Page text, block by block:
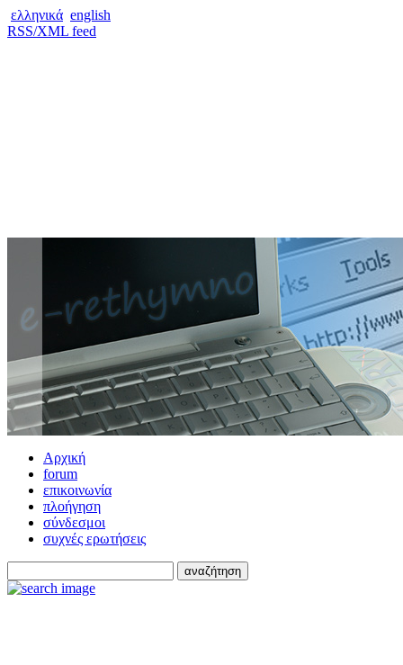
ελληνικά english
RSS/XML feed
Αρχική
forum
επικοινωνία
πλοήγηση
σύνδεσμοι
συχνές ερωτήσεις